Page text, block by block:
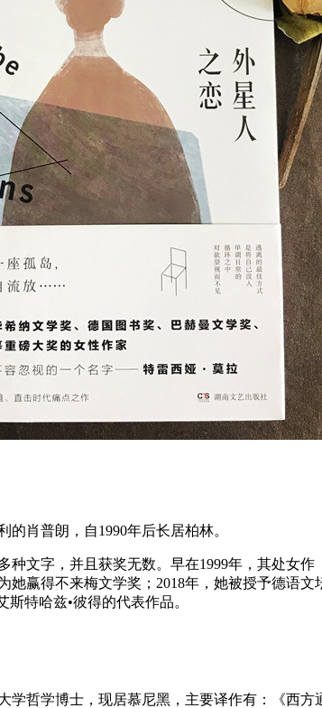
的肖普朗，自1990年后长居柏林。
种文字，并且获奖无数。早在1999年，其处女作
她赢得不来梅文学奖； 2018年，她被授予德语
特哈兹•彼得的代表作品。
学哲学博士，现居慕尼黑，主要译作有：《西